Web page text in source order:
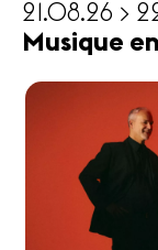
21.08.26 >
Musique